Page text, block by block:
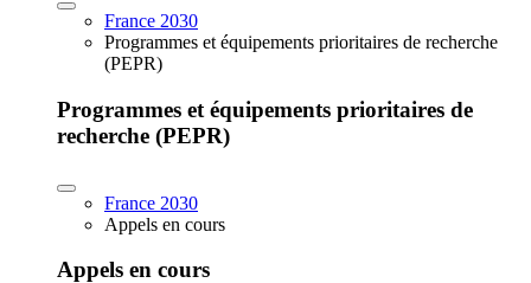
France 2030
Programmes et équipements prioritaires de recherche
(PEPR)
Programmes et équipements prioritaires de
recherche (PEPR)
France 2030
Appels en cours
Appels en cours